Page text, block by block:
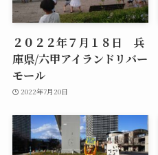
２０２２年７月１８日 兵
庫県/六甲アイランドリバー
モール
2022年7月20日